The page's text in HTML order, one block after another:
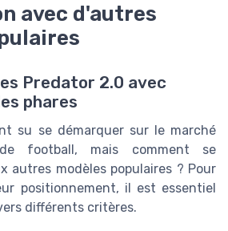
avec d'autres
Predator 2.0 avec
phares
su se démarquer sur le marché
football, mais comment se
autres modèles populaires ? Pour
positionnement, il est essentiel
différents critères.